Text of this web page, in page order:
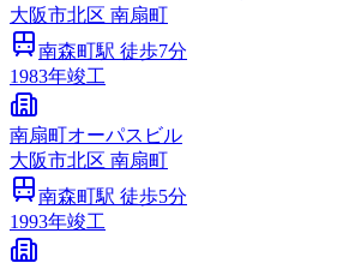
大阪市北区 南扇町
南森町駅 徒歩7分
1983年竣工
南扇町オーパスビル
大阪市北区 南扇町
南森町駅 徒歩5分
1993年竣工